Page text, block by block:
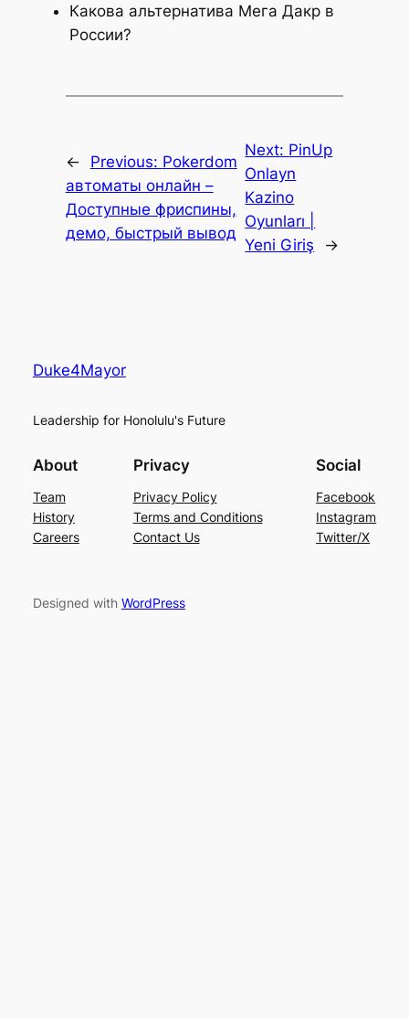
Какова альтернатива Мега Дакр в
России?
← Previous: Pokerdom
автоматы онлайн –
Доступные фриспины,
демо, быстрый вывод
Next: PinUp
Onlayn
Kazino
Oyunları |
Yeni Giriş
→
Duke4Mayor
Leadership for Honolulu's Future
About
Team
History
Careers
Privacy
Privacy Policy
Terms and Conditions
Contact Us
Social
Facebook
Instagram
Twitter/X
Designed with WordPress